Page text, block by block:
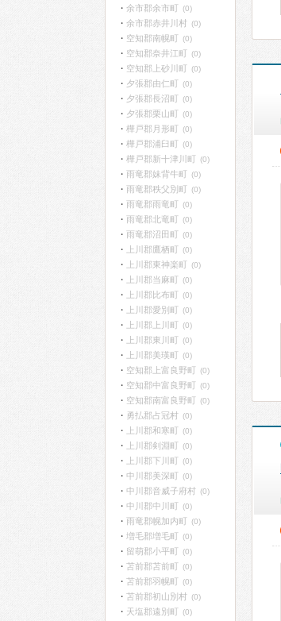
余市郡余市町 (0)
余市郡赤井川村 (0)
空知郡南幌町 (0)
空知郡奈井江町 (0)
空知郡上砂川町 (0)
夕張郡由仁町 (0)
夕張郡長沼町 (0)
夕張郡栗山町 (0)
樺戸郡月形町 (0)
樺戸郡浦臼町 (0)
樺戸郡新十津川町 (0)
雨竜郡妹背牛町 (0)
雨竜郡秩父別町 (0)
雨竜郡雨竜町 (0)
雨竜郡北竜町 (0)
雨竜郡沼田町 (0)
上川郡鷹栖町 (0)
上川郡東神楽町 (0)
上川郡当麻町 (0)
上川郡比布町 (0)
上川郡愛別町 (0)
上川郡上川町 (0)
上川郡東川町 (0)
上川郡美瑛町 (0)
空知郡上富良野町 (0)
空知郡中富良野町 (0)
空知郡南富良野町 (0)
勇払郡占冠村 (0)
上川郡和寒町 (0)
上川郡剣淵町 (0)
上川郡下川町 (0)
中川郡美深町 (0)
中川郡音威子府村 (0)
中川郡中川町 (0)
雨竜郡幌加内町 (0)
増毛郡増毛町 (0)
留萌郡小平町 (0)
苫前郡苫前町 (0)
苫前郡羽幌町 (0)
苫前郡初山別村 (0)
天塩郡遠別町 (0)